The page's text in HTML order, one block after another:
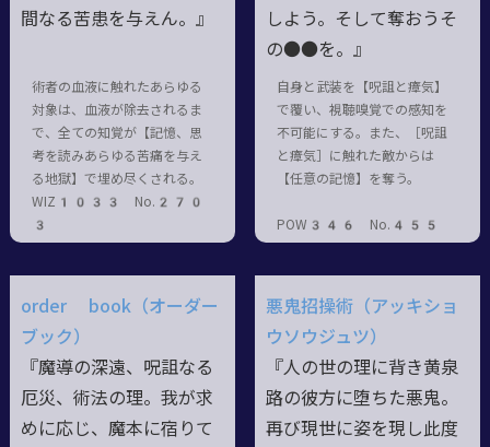
間なる苦患を与えん。』
術者の血液に触れたあらゆる
対象は、血液が除去されるま
で、全ての知覚が【記憶、思
考を読みあらゆる苦痛を与え
る地獄】で埋め尽くされる。
WIZ1033 No.270
3
しよう。そして奪おうそ
の●●を。』
自身と武装を【呪詛と瘴気】
で覆い、視聴嗅覚での感知を
不可能にする。また、［呪詛
と瘴気］に触れた敵からは
【任意の記憶】を奪う。
POW346 No.455
order book（オーダー
ブック）
『魔導の深遠、呪詛なる
厄災、術法の理。我が求
めに応じ、魔本に宿りて
悪鬼招操術（アッキショ
ウソウジュツ）
『人の世の理に背き黄泉
路の彼方に堕ちた悪鬼。
再び現世に姿を現し此度